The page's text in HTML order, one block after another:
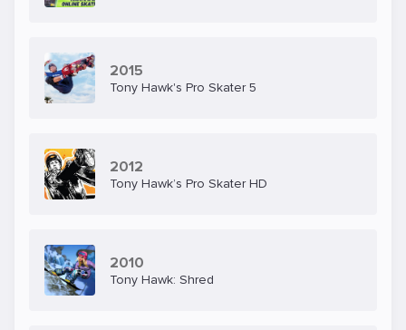
2015
Tony Hawk's Pro Skater 5
2012
Tony Hawk’s Pro Skater HD
2010
Tony Hawk: Shred